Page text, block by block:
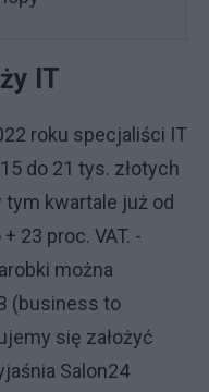
IT
roku specjaliści IT
do 21 tys. złotych
tym kwartale już od
23 proc. VAT. -
można
(business to
się założyć
Salon24